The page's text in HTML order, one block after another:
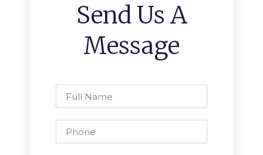
Send Us A
Message
Name